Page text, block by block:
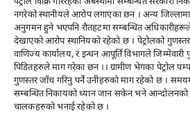
नगरेको स्थानीयले आराेप लगाएका छन । अन्य
अनुगमन हुने भएपनि रौतहटमा सम्बन्धित
देखाएको आरोप स्थानियकाे रहेकाे छ । पेट्रोलको गुणस्तर
वाणिज्य कार्यालय, र इन्धन आपूर्ति विभागले
पिडितहरुले माग गरेका छन ।। ग्रामीण भेगका पेट्रोल
गुणस्तर जाँच गरिनु पर्ने उनीहरुकाे माग रहेकाे छ ।
सम्बन्धित निकायकाे ध्यान जान सकेन भने आन्दोलनकाे
चालकहरुकाे भनाई रहेकाे छ ।